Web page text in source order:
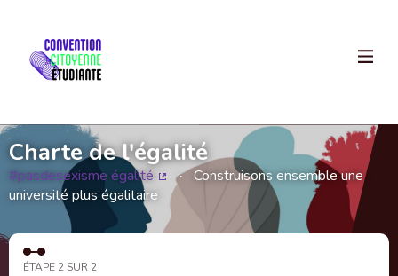
Charte de l'égalité
#pasdesexisme égalité
(Lien externe)
Construisons ensemble une
université plus égalitaire
ÉTAPE 2 SUR 2